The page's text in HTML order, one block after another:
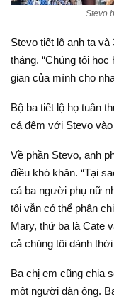
Stevo
Stevo tiết lộ anh ta
tháng. “Chúng tôi
gian của mình cho
Bộ ba tiết lộ họ tuân
cả đêm với Stevo
Về phần Stevo, anh
điều khó khăn. “Tại
cả ba người phụ nữ
tôi vẫn có thể phân
Mary, thứ ba là Cate
cả chúng tôi dành
Ba chị em cũng chia
một người đàn ông.